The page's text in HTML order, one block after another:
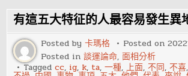
解
析
——
太
陽
在
巳、
亥
有這五大特征的人最容易發生異
Posted by卡瑪格 Posted on
Posted in談運論命,面相分析
Taggedcc, ig, k, ta,一種,上面,不同,不喜